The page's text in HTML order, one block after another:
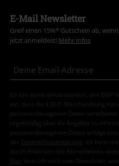
E-Mail Newsletter
Greif einen 15%* Gutschein ab,
jetzt anmeldest! Mehr Infos
Ich bin damit einverstanden, den
ein, dass die E.M.P. Merchandising
personenbezogenen Daten
regelmäßig über ihr Angebot zu
personenbezogenen Daten erfolgt
der
Datenschutzerklärung
. Ich kann
durch Anklicken des Abmeldelinks
Hier kann ich mich vom Newsletter